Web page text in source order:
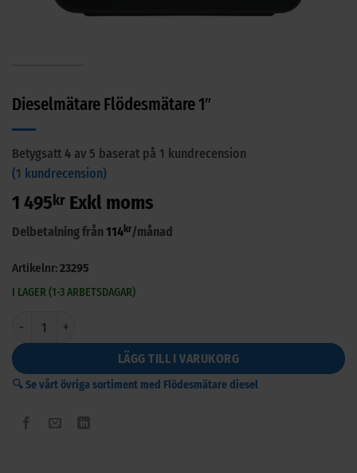
Dieselmätare Flödesmätare 1″
Betygsatt 4 av 5 baserat på 1 kundrecension
(1 kundrecension)
1 495 kr Exkl moms
Delbetalning från114 kr/månad
Artikelnr:23295
I LAGER (1-3 ARBETSDAGAR)
LÄGG TILL I VARUKORG
🔍 Se vårt övriga sortiment med Flödesmätare diesel